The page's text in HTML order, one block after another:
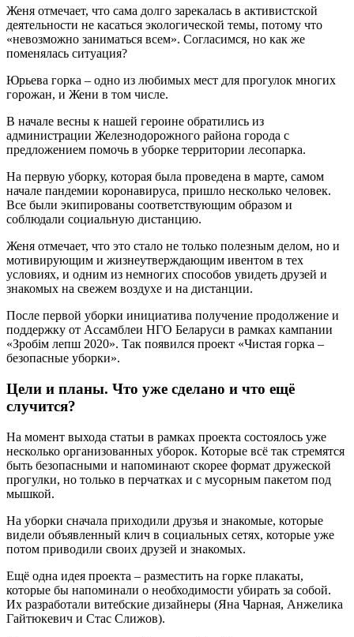
Женя отмечает, что сама долго зарекалась в активистской
деятельности не касаться экологической темы, потому что
«невозможно заниматься всем». Согласимся, но как же
поменялась ситуация?
Юрьева горка – одно из любимых мест для прогулок многих
горожан, и Жени в том числе.
В начале весны к нашей героине обратились из
администрации Железнодорожного района города с
предложением помочь в уборке территории лесопарка.
На первую уборку, которая была проведена в марте, самом
начале пандемии коронавируса, пришло несколько человек.
Все были экипированы соответствующим образом и
соблюдали социальную дистанцию.
Женя отмечает, что это стало не только полезным делом, но и
мотивирующим и жизнеутверждающим ивентом в тех
условиях, и одним из немногих способов увидеть друзей и
знакомых на свежем воздухе и на дистанции.
После первой уборки инициатива получение продолжение и
поддержку от Ассамблеи НГО Беларуси в рамках кампании
«Зробім лепш 2020». Так появился проект «Чистая горка –
безопасные уборки».
Цели и планы. Что уже сделано и что ещё
случится?
На момент выхода статьи в рамках проекта состоялось уже
несколько организованных уборок. Которые всё так стремятся
быть безопасными и напоминают скорее формат дружеской
прогулки, но только в перчатках и с мусорным пакетом под
мышкой.
На уборки сначала приходили друзья и знакомые, которые
видели объявленный клич в социальных сетях, которые уже
потом приводили своих друзей и знакомых.
Ещё одна идея проекта – разместить на горке плакаты,
которые бы напоминали о необходимости убирать за собой.
Их разработали витебские дизайнеры (Яна Чарная, Анжелика
Гайтюкевич и Стас Слижов).